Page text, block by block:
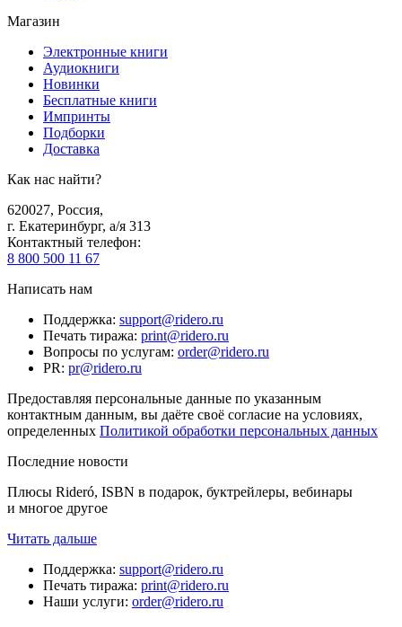
Магазин
Электронные книги
Аудиокниги
Новинки
Бесплатные книги
Импринты
Подборки
Доставка
Как нас найти?
620027, Россия,
г. Екатеринбург, а/я 313
Контактный телефон:
8 800 500 11 67
Написать нам
Поддержка: support@ridero.ru
Печать тиража: print@ridero.ru
Вопросы по услугам: order@ridero.ru
PR: pr@ridero.ru
Предоставляя персональные данные по указанным
контактным данным, вы даёте своё согласие на условиях,
определенных Политикой обработки персональных данных
Последние новости
Плюсы Rideró, ISBN в подарок, буктрейлеры, вебинары
и многое другое
Читать дальше
Поддержка: support@ridero.ru
Печать тиража: print@ridero.ru
Наши услуги: order@ridero.ru